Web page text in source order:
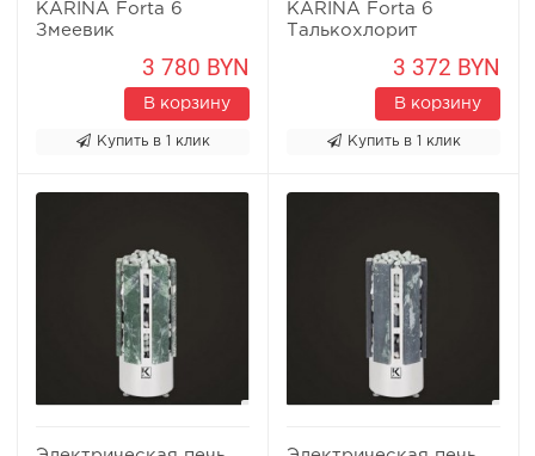
KARINA Forta 6
Змеевик
3 780 BYN
В корзину
Купить в 1 клик
KARINA Forta 6
Талькохлорит
3 372 BYN
В корзину
Купить в 1 клик